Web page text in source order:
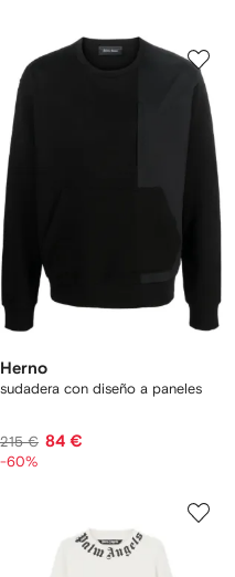
Herno
sudadera con diseño a paneles
215 € 84 €
-60%